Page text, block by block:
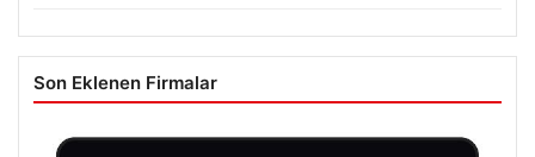
Son Eklenen Firmalar